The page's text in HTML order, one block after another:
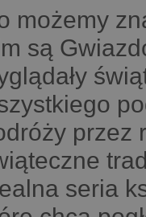
możemy
są
przez
seria